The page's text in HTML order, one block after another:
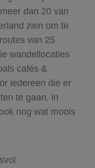
dan 20 van
zien om te
van 25
wandellocaties
cafés &
iedereen die er
te gaan, in
nog wat moois